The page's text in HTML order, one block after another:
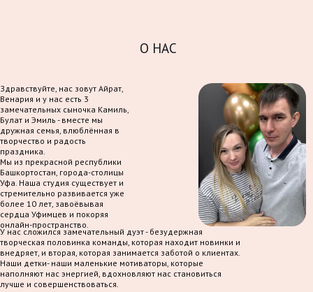
О НАС
Здравствуйте, нас зовут Айрат,
Венария и у нас есть 3
замечательных сыночка Камиль,
Булат и Эмиль - вместе мы
дружная семья, влюблённая в
творчество и радость
праздника.
Мы из прекрасной республики
Башкортостан, города-столицы
Уфа. Наша студия существует и
стремительно развивается уже
более 10 лет, завоёвывая
сердца Уфимцев и покоряя
онлайн-пространство.
У нас сложился замечательный дуэт - безудержная
творческая половинка команды, которая находит новинки и
внедряет, и вторая, которая занимается заботой о клиентах.
Наши детки- наши маленькие мотиваторы, которые
наполняют нас энергией, вдохновляют нас становиться
лучше и совершенствоваться.